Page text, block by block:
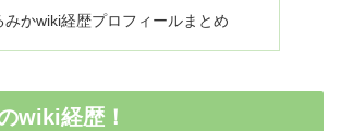
みかwiki経歴プロフィールまとめ
wiki経歴！